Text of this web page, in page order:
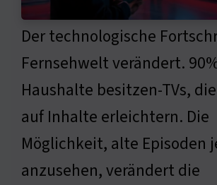
Der technologische
Fernsehwelt verändert.
Haushalte besitzen-TVs,
auf Inhalte erleichtern. Die
Möglichkeit, alte Episoden
anzusehen, verändert die